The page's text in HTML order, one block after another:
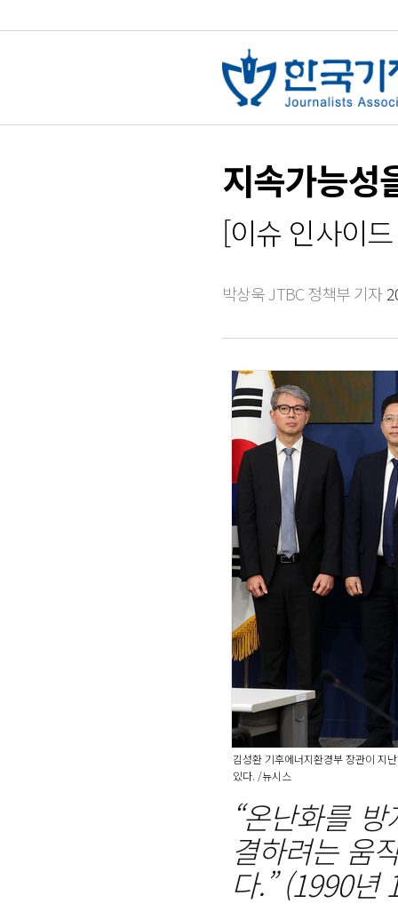
지속가능성
[이슈 인사이
박상욱 JTBC 정책부 기자
김성환 기후에너지환경부 장관이 지
있다. /뉴시스
“온난화를
결하려는 움
다.” (1990년